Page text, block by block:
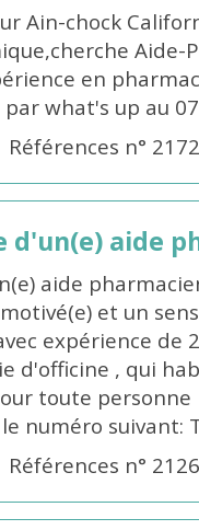
Ain-chock
en
what's up au
Références n°
d'un(e) aide
aide
et un
expérience de
d'officine , qui
toute
numéro suivant:
Références n°